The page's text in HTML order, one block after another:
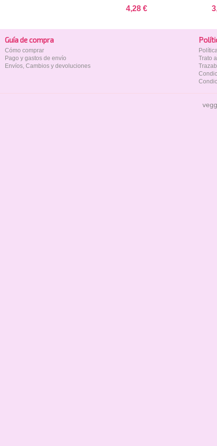
4,28 €
Guía de compra
Cómo comprar
Pago y gastos de envío
Envíos, Cambios y devoluciones
Trato